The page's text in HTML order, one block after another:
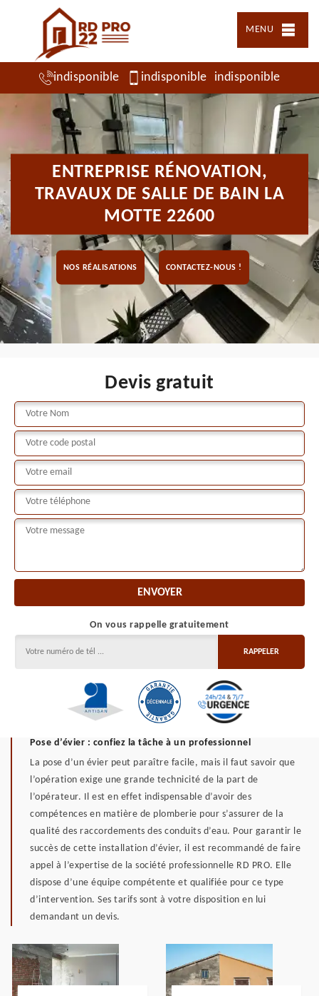
MENU
indisponible indisponible indisponible
ENTREPRISE RÉNOVATION,
TRAVAUX DE SALLE DE BAIN LA
MOTTE 22600
NOS RÉALISATIONS CONTACTEZ-NOUS !
Devis gratuit
On vous rappelle gratuitement
Pose d’évier : confiez la tâche à un professionnel
La pose d’un évier peut paraître facile, mais il faut savoir que
l’opération exige une grande technicité de la part de
l’opérateur. Il est en effet indispensable d’avoir des
compétences en matière de plomberie pour s’assurer de la
qualité des raccordements des conduits d’eau. Pour garantir le
succès de cette installation d’évier, il est recommandé de faire
appel à l’expertise de la société professionnelle RD PRO. Elle
dispose d’une équipe compétente et qualifiée pour ce type
d’intervention. Ses tarifs sont à votre disposition en lui
demandant un devis.